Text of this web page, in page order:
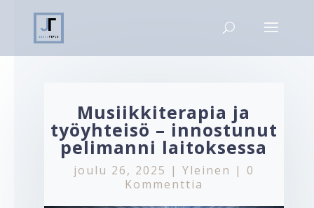
Musiikkiterapia ja
työyhteisö – innostunut
pelimanni laitoksessa
joulu 26, 2025 | Yleinen | 0
Kommenttia